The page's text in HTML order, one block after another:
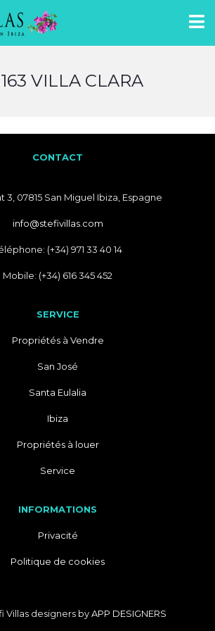
VILLA CLARA
CONTACT
3, 07815 San Miguel Ibiza, Espagne
info@stefivillas.com
(+34) 971 33 40 14
Mobile: (+34) 616 345 452
SERVICE
Propriétés à Vendre
San José
Santa Eulalia
Ibiza
Propriétés à louer
Service
INFORMATIONS
Privacité
Politique de cookies
Villas designers byAPP DESIGNERS